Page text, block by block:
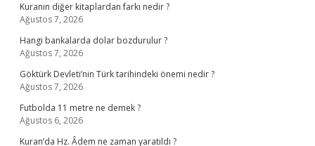
Kuranın diğer kitaplardan farkı nedir ?
Ağustos 7, 2026
Hangi bankalarda dolar bozdurulur ?
Ağustos 7, 2026
Göktürk Devleti’nin Türk tarihindeki önemi nedir ?
Ağustos 7, 2026
Futbolda 11 metre ne demek ?
Ağustos 6, 2026
Kuran’da Hz. Âdem ne zaman yaratıldı ?